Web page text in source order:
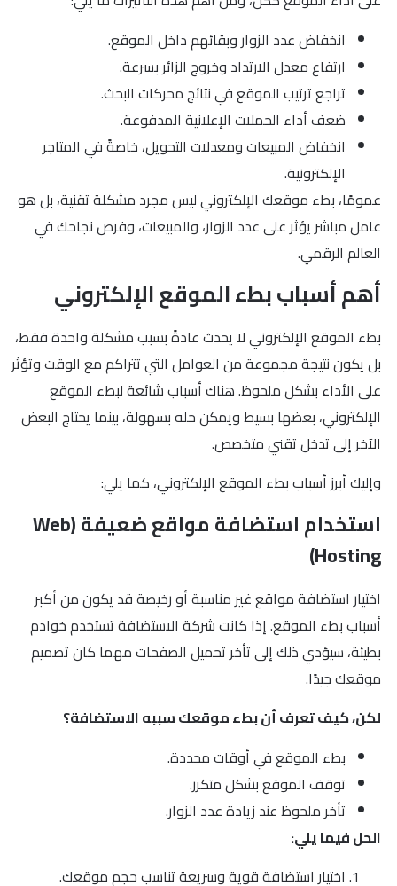
انخفاض عدد الزوار وبقائهم داخل الموقع.
ارتفاع معدل الارتداد وخروج الزائر بسرعة.
تراجع ترتيب الموقع في نتائج محركات البحث.
ضعف أداء الحملات الإعلانية المدفوعة.
انخفاض المبيعات ومعدلات التحويل، خاصةً في المتاجر
الإلكترونية.
عمومًا، بطء موقعك الإلكتروني ليس مجرد مشكلة تقنية، بل هو
عامل مباشر يؤثر على عدد الزوار، والمبيعات، وفرص نجاحك في
العالم الرقمي.
أهم أسباب بطء الموقع الإلكتروني
بطء الموقع الإلكتروني لا يحدث عادةً بسبب مشكلة واحدة فقط،
بل يكون نتيجة مجموعة من العوامل التي تتراكم مع الوقت وتؤثر
على الأداء بشكل ملحوظ. هناك أسباب شائعة لبطء الموقع
الإلكتروني، بعضها بسيط ويمكن حله بسهولة، بينما يحتاج البعض
الآخر إلى تدخل تقني متخصص.
وإليك أبرز أسباب بطء الموقع الإلكتروني، كما يلي:
استخدام استضافة مواقع ضعيفة (Web
Hosting)
اختيار استضافة مواقع غير مناسبة أو رخيصة قد يكون من أكبر
أسباب بطء الموقع. إذا كانت شركة الاستضافة تستخدم خوادم
بطيئة، سيؤدي ذلك إلى تأخر تحميل الصفحات مهما كان تصميم
موقعك جيدًا.
لكن، كيف تعرف أن بطء موقعك سببه الاستضافة؟
بطء الموقع في أوقات محددة.
توقف الموقع بشكل متكرر.
تأخر ملحوظ عند زيادة عدد الزوار.
الحل فيما يلي:
اختيار استضافة قوية وسريعة تناسب حجم موقعك.